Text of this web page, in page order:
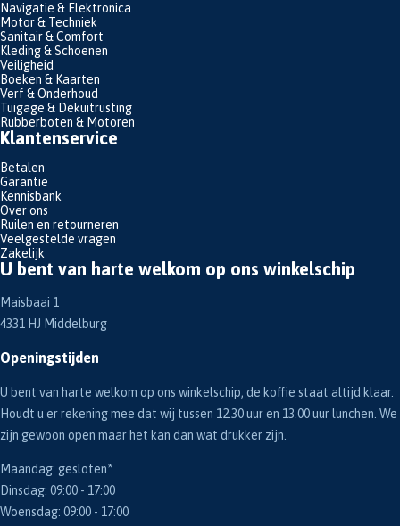
Navigatie & Elektronica
Motor & Techniek
Sanitair & Comfort
Kleding & Schoenen
Veiligheid
Boeken & Kaarten
Verf & Onderhoud
Tuigage & Dekuitrusting
Rubberboten & Motoren
Klantenservice
Betalen
Garantie
Kennisbank
Over ons
Ruilen en retourneren
Veelgestelde vragen
Zakelijk
U bent van harte welkom op ons winkelschip
Maisbaai 1
4331 HJ Middelburg
Openingstijden
U bent van harte welkom op ons winkelschip, de koffie staat altijd klaar.
Houdt u er rekening mee dat wij tussen 12.30 uur en 13.00 uur lunchen. We
zijn gewoon open maar het kan dan wat drukker zijn.
Maandag: gesloten*
Dinsdag: 09:00 - 17:00
Woensdag: 09:00 - 17:00